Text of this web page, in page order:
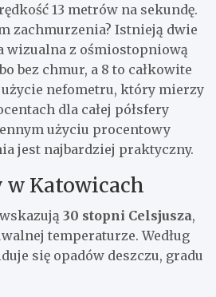
13 metrów na sekundę.
zachmurzenia? Istnieją dwie
wizualna z ośmiostopniową
bez chmur, a 8 to całkowite
nefometru, który mierzy
dla całej półsfery
użyciu procentowy
jest najbardziej praktyczny.
Katowicach
30 stopni Celsjusza,
temperaturze. Według
się opadów deszczu, gradu